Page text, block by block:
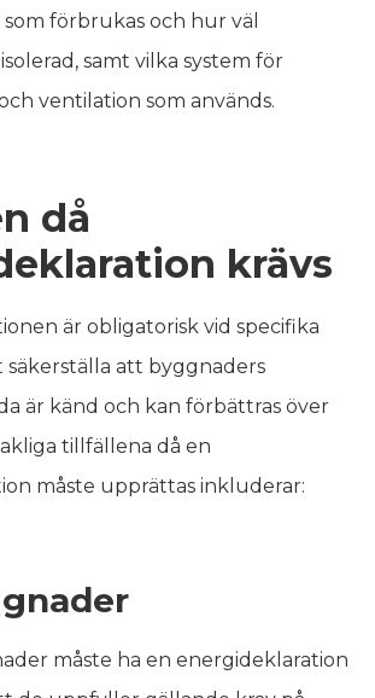
förbrukas och hur väl
samt vilka system för
ventilation som används.
då
krävs
är obligatorisk vid specifika
att byggnaders
är känd och kan förbättras över
tillfällena då en
måste upprättas inkluderar:
måste ha en energideklaration